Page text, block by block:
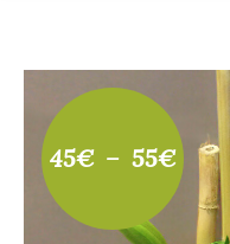
45€ – 55€Plage
de
prix :